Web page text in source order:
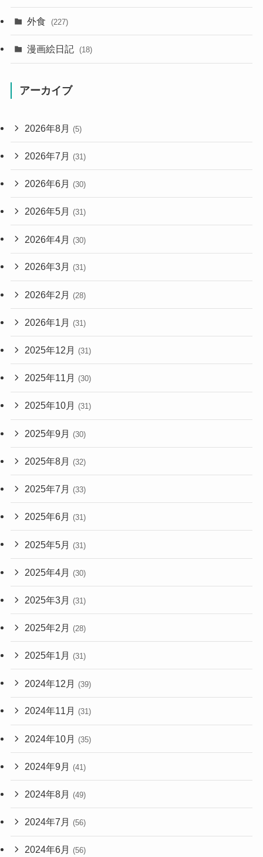
外食 (227)
漫画絵日記 (18)
アーカイブ
2026年8月 (5)
2026年7月 (31)
2026年6月 (30)
2026年5月 (31)
2026年4月 (30)
2026年3月 (31)
2026年2月 (28)
2026年1月 (31)
2025年12月 (31)
2025年11月 (30)
2025年10月 (31)
2025年9月 (30)
2025年8月 (32)
2025年7月 (33)
2025年6月 (31)
2025年5月 (31)
2025年4月 (30)
2025年3月 (31)
2025年2月 (28)
2025年1月 (31)
2024年12月 (39)
2024年11月 (31)
2024年10月 (35)
2024年9月 (41)
2024年8月 (49)
2024年7月 (56)
2024年6月 (56)